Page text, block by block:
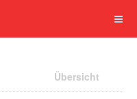
Übersicht